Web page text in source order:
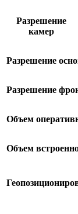
Разрешение
камер
Разрешение
Разрешение
Объем
Объем